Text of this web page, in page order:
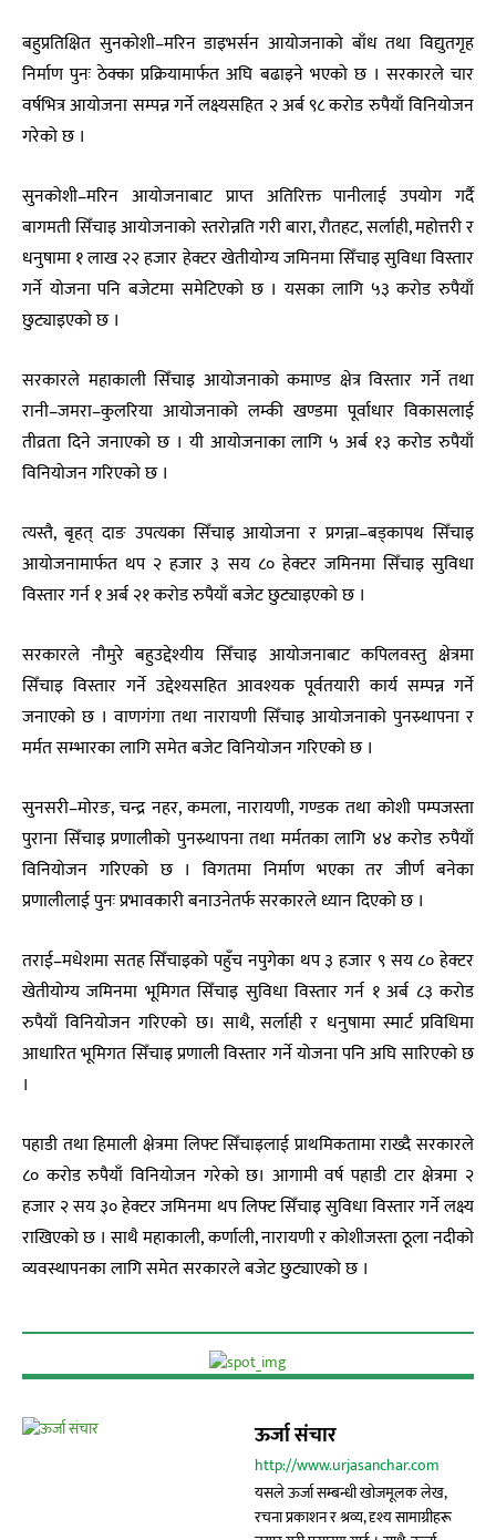
बहुप्रतिक्षित सुनकोशी–मरिन डाइभर्सन आयोजनाको बाँध तथा विद्युतगृह
निर्माण पुनः ठेक्का प्रक्रियामार्फत अघि बढाइने भएको छ । सरकारले चार
वर्षभित्र आयोजना सम्पन्न गर्ने लक्ष्यसहित २ अर्ब ९८ करोड रुपैयाँ विनियोजन
गरेको छ ।
सुनकोशी–मरिन आयोजनाबाट प्राप्त अतिरिक्त पानीलाई उपयोग गर्दै
बागमती सिँचाइ आयोजनाको स्तरोन्नति गरी बारा, रौतहट, सर्लाही, महोत्तरी र
धनुषामा १ लाख २२ हजार हेक्टर खेतीयोग्य जमिनमा सिँचाइ सुविधा विस्तार
गर्ने योजना पनि बजेटमा समेटिएको छ । यसका लागि ५३ करोड रुपैयाँ
छुट्याइएको छ ।
सरकारले महाकाली सिँचाइ आयोजनाको कमाण्ड क्षेत्र विस्तार गर्ने तथा
रानी–जमरा–कुलरिया आयोजनाको लम्की खण्डमा पूर्वाधार विकासलाई
तीव्रता दिने जनाएको छ । यी आयोजनाका लागि ५ अर्ब १३ करोड रुपैयाँ
विनियोजन गरिएको छ ।
त्यस्तै, बृहत् दाङ उपत्यका सिँचाइ आयोजना र प्रगन्ना–बड्कापथ सिँचाइ
आयोजनामार्फत थप २ हजार ३ सय ८० हेक्टर जमिनमा सिँचाइ सुविधा
विस्तार गर्न १ अर्ब २१ करोड रुपैयाँ बजेट छुट्याइएको छ ।
सरकारले नौमुरे बहुउद्देश्यीय सिँचाइ आयोजनाबाट कपिलवस्तु क्षेत्रमा
सिँचाइ विस्तार गर्ने उद्देश्यसहित आवश्यक पूर्वतयारी कार्य सम्पन्न गर्ने
जनाएको छ । वाणगंगा तथा नारायणी सिँचाइ आयोजनाको पुनस्र्थापना र
मर्मत सम्भारका लागि समेत बजेट विनियोजन गरिएको छ ।
सुनसरी–मोरङ, चन्द्र नहर, कमला, नारायणी, गण्डक तथा कोशी पम्पजस्ता
पुराना सिँचाइ प्रणालीको पुनस्र्थापना तथा मर्मतका लागि ४४ करोड रुपैयाँ
विनियोजन गरिएको छ । विगतमा निर्माण भएका तर जीर्ण बनेका
प्रणालीलाई पुनः प्रभावकारी बनाउनेतर्फ सरकारले ध्यान दिएको छ ।
तराई–मधेशमा सतह सिँचाइको पहुँच नपुगेका थप ३ हजार ९ सय ८० हेक्टर
खेतीयोग्य जमिनमा भूमिगत सिँचाइ सुविधा विस्तार गर्न १ अर्ब ८३ करोड
रुपैयाँ विनियोजन गरिएको छ। साथै, सर्लाही र धनुषामा स्मार्ट प्रविधिमा
आधारित भूमिगत सिँचाइ प्रणाली विस्तार गर्ने योजना पनि अघि सारिएको छ
।
पहाडी तथा हिमाली क्षेत्रमा लिफ्ट सिँचाइलाई प्राथमिकतामा राख्दै सरकारले
८० करोड रुपैयाँ विनियोजन गरेको छ। आगामी वर्ष पहाडी टार क्षेत्रमा २
हजार २ सय ३० हेक्टर जमिनमा थप लिफ्ट सिँचाइ सुविधा विस्तार गर्ने लक्ष्य
राखिएको छ । साथै महाकाली, कर्णाली, नारायणी र कोशीजस्ता ठूला नदीको
व्यवस्थापनका लागि समेत सरकारले बजेट छुट्याएको छ ।
ऊर्जा संचार
http://www.urjasanchar.com
यसले ऊर्जा सम्बन्धी खोजमूलक लेख,
रचना प्रकाशन र श्रव्य, दृश्य सामाग्रीहरू